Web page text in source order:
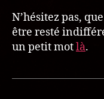
N’hésitez pas,
être resté
un petit motlà.